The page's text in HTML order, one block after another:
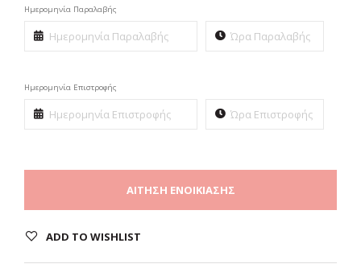
Ημερομηνία Παραλαβής
Ημερομηνία Επιστροφής
ΑΊΤΗΣΗ ΕΝΟΙΚΊΑΣΗΣ
ADD TO WISHLIST